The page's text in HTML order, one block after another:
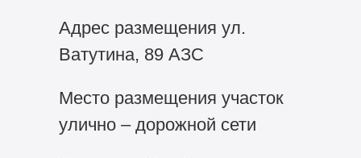
Адрес размещения ул.
Ватутина, 89 АЗС
Место размещения участок
улично – дорожной сети